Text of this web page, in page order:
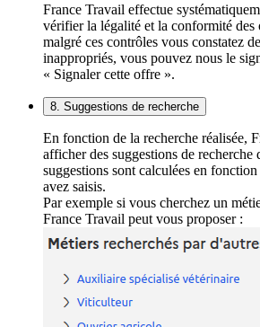
France Travail effectue
vérifier la légalité et la conformité des
malgré ces contrôles vous constatez
inappropriés, vous pouvez nous le
« Signaler cette offre ».
8. Suggestions de recherche
En fonction de la recherche réalisée,
afficher des suggestions de recherche
suggestions sont calculées en
avez saisis.
Par exemple si vous cherchez un
France Travail peut vous proposer :